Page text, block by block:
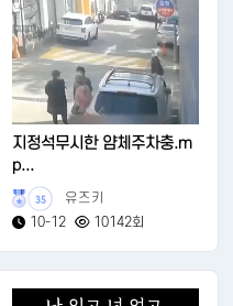
지정석무시한 얌체주차충.m
p...
35
유즈키
10-12
10142회